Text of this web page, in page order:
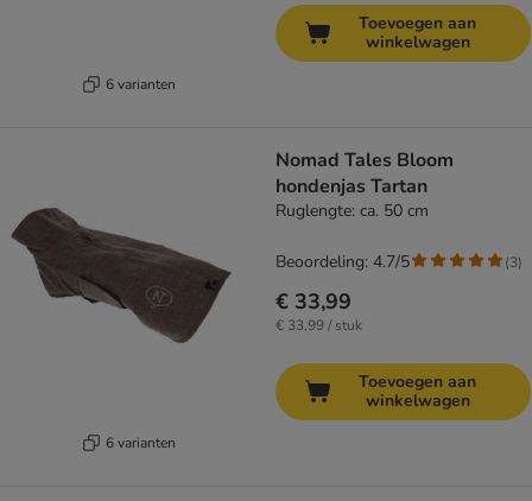
6 varianten
Toevoegen aan
winkelwagen
6 varianten
Nomad Tales Bloom
hondenjas Tartan
Ruglengte: ca. 50 cm
€ 33,99
€ 33,99 / stuk
Beoordeling: 4.7/5 (3)
Toevoegen aan
winkelwagen